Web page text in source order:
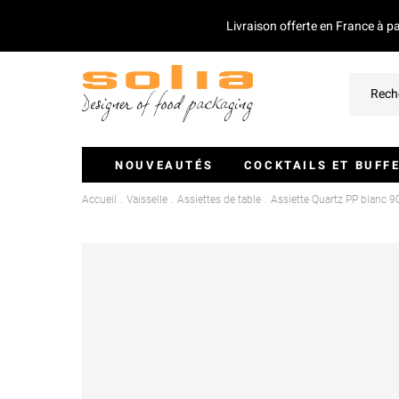
Livraison offerte en France à
NOUVEAUTÉS COCKTAILS ET
Verrines Et Monoportions
Accueil Vaisselle Assiettes de table Assiette Quartz PP blanc